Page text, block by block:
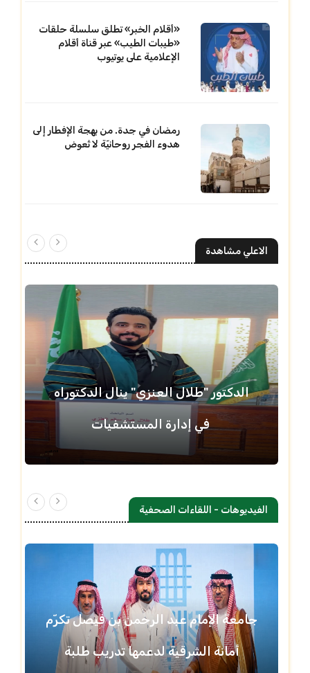
«أقلام الخبر» تطلق سلسلة حلقات
«طيبات الطيب» عبر قناة أقلام
الإعلامية على يوتيوب
رمضان في جدة. من بهجة الإفطار إلى
هدوء الفجر روحانيّة لا تُعوض
الاعلي مشاهدة
الدكتور "طلال العنزي" ينال الدكتوراه
في إدارة المستشفيات
الفيديوهات - اللقاءات الصحفية
جامعة الإمام عبد الرحمن بن فيصل تكرّم
أمانة الشرقية لدعمها تدريب طلبة